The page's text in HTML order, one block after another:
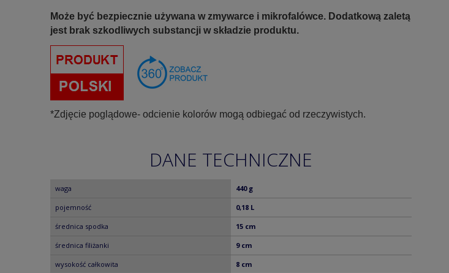
Może być bezpiecznie używana w zmywarce i mikrofalówce. Dodatkową zaletą
jest brak szkodliwych substancji w składzie produktu.
*Zdjęcie poglądowe- odcienie kolorów mogą odbiegać od rzeczywistych.
DANE TECHNICZNE
waga 440 g
pojemność 0,18 L
średnica spodka 15 cm
średnica filiżanki 9 cm
wysokość całkowita 8 cm